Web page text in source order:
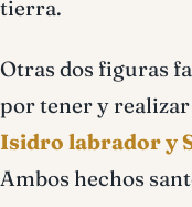
tierra.
Otras dos figuras
por tener y
Isidro labrador y
Ambos hechos